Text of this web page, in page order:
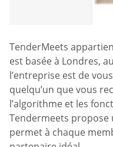
TenderMeets
est basée à Londres,
l’entreprise est de
quelqu’un que vous
l’algorithme et les
Tendermeets propose
permet à chaque